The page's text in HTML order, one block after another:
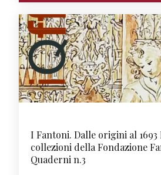
I Fantoni. Dalle origini al 1693
collezioni della Fondazione
Quaderni n.3